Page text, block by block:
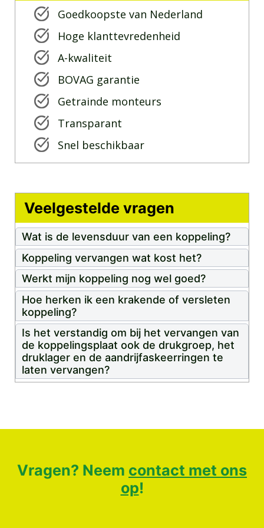
Goedkoopste van Nederland
Hoge klanttevredenheid
A-kwaliteit
BOVAG garantie
Getrainde monteurs
Transparant
Snel beschikbaar
Veelgestelde vragen
Wat is de levensduur van een koppeling?
Koppeling vervangen wat kost het?
Werkt mijn koppeling nog wel goed?
Hoe herken ik een krakende of versleten
koppeling?
Is het verstandig om bij het vervangen van
de koppelingsplaat ook de drukgroep, het
druklager en de aandrijfaskeerringen te
laten vervangen?
Vragen? Neem contact met ons
op!